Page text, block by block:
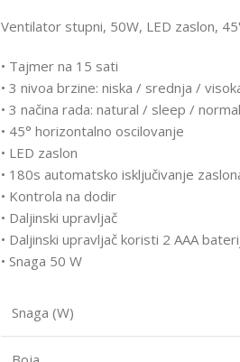
Ventilator stupni, 50W, LED zaslon,
• Tajmer na 15 sati
• 3 nivoa brzine: niska / srednja /
• 3 načina rada: natural / sleep / normal
• 45° horizontalno oscilovanje
• LED zaslon
• 180s automatsko isključivanje
• Kontrola na dodir
• Daljinski upravljač
• Daljinski upravljač koristi 2 AAA
• Snaga 50 W
Snaga (W)